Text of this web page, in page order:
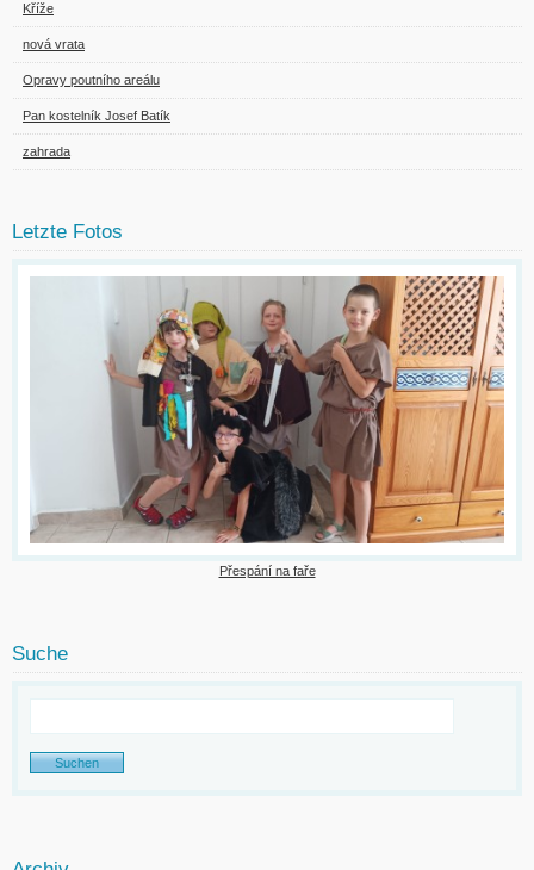
Kříže
nová vrata
Opravy poutního areálu
Pan kostelník Josef Batík
zahrada
Letzte Fotos
Přespání na faře
Suche